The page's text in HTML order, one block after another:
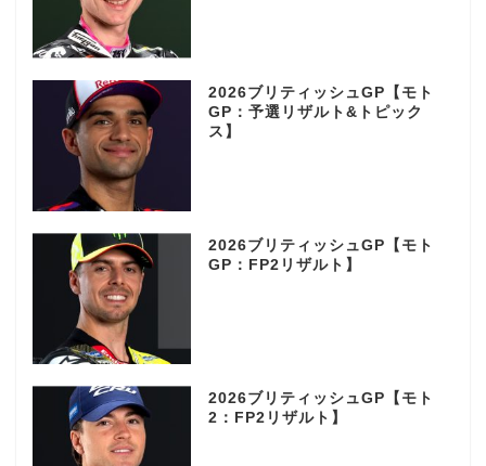
2026ブリティッシュGP【モト
GP：予選リザルト&トピック
ス】
2026ブリティッシュGP【モト
GP：FP2リザルト】
2026ブリティッシュGP【モト
2：FP2リザルト】